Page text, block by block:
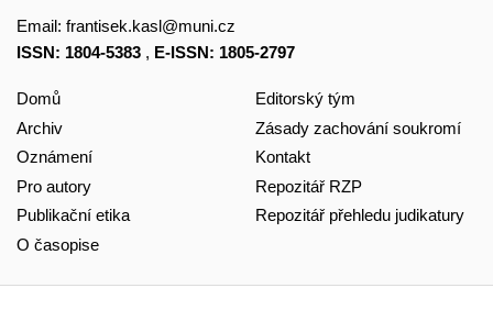
Email: frantisek.kasl@muni.cz
ISSN: 1804-5383 , E-ISSN: 1805-2797
Domů
Archiv
Oznámení
Pro autory
Publikační etika
O časopise
Editorský tým
Zásady zachování soukromí
Kontakt
Repozitář RZP
Repozitář přehledu judikatury